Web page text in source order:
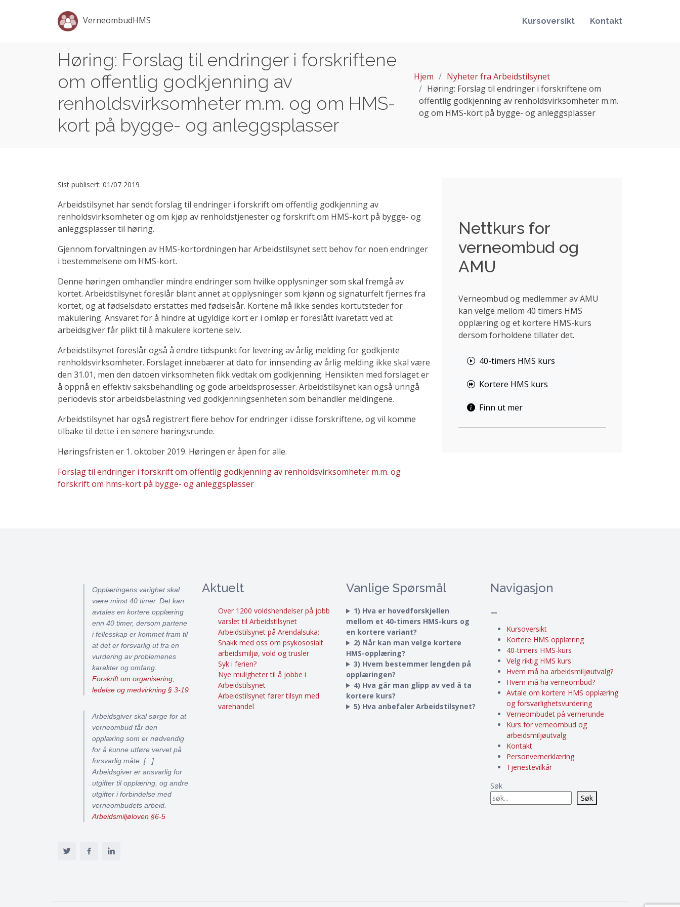
VerneombudHMS Kursoversikt Kontakt
Høring: Forslag til endringer i forskriftene
om offentlig godkjenning av
renholdsvirksomheter m.m. og om HMS-
kort på bygge- og anleggsplasser
Hjem
Nyheter fra Arbeidstilsynet
Høring: Forslag til endringer i forskriftene om
offentlig godkjenning av renholdsvirksomheter m.m.
og om HMS-kort på bygge- og anleggsplasser
Sist publisert: 01/07 2019
Arbeidstilsynet har sendt forslag til endringer i forskrift om offentlig godkjenning av
renholdsvirksomheter og om kjøp av renholdstjenester og forskrift om HMS-kort på bygge- og
anleggsplasser til høring.
Gjennom forvaltningen av HMS-kortordningen har Arbeidstilsynet sett behov for noen endringer
i bestemmelsene om HMS-kort.
Denne høringen omhandler mindre endringer som hvilke opplysninger som skal fremgå av
kortet. Arbeidstilsynet foreslår blant annet at opplysninger som kjønn og signaturfelt fjernes fra
kortet, og at fødselsdato erstattes med fødselsår. Kortene må ikke sendes kortutsteder for
makulering. Ansvaret for å hindre at ugyldige kort er i omløp er foreslått ivaretatt ved at
arbeidsgiver får plikt til å makulere kortene selv.
Arbeidstilsynet foreslår også å endre tidspunkt for levering av årlig melding for godkjente
renholdsvirksomheter. Forslaget innebærer at dato for innsending av årlig melding ikke skal være
den 31.01, men den datoen virksomheten fikk vedtak om godkjenning. Hensikten med forslaget er
å oppnå en effektiv saksbehandling og gode arbeidsprosesser. Arbeidstilsynet kan også unngå
periodevis stor arbeidsbelastning ved godkjenningsenheten som behandler meldingene.
Arbeidstilsynet har også registrert flere behov for endringer i disse forskriftene, og vil komme
tilbake til dette i en senere høringsrunde.
Høringsfristen er 1. oktober 2019. Høringen er åpen for alle.
Forslag til endringer i forskrift om offentlig godkjenning av renholdsvirksomheter m.m. og
forskrift om hms-kort på bygge- og anleggsplasser
Nettkurs for
verneombud og
AMU
Verneombud og medlemmer av AMU
kan velge mellom 40 timers HMS
opplæring og et kortere HMS-kurs
dersom forholdene tillater det.
40-timers HMS kurs
Kortere HMS kurs
Finn ut mer
Opplæringens varighet skal
være minst 40 timer. Det kan
avtales en kortere opplæring
enn 40 timer, dersom partene
i fellesskap er kommet fram til
at det er forsvarlig ut fra en
vurdering av problemenes
karakter og omfang.
Forskrift om organisering,
ledelse og medvirkning § 3-19
Arbeidsgiver skal sørge for at
verneombud får den
opplæring som er nødvendig
for å kunne utføre vervet på
forsvarlig måte. [...]
Arbeidsgiver er ansvarlig for
utgifter til opplæring, og andre
utgifter i forbindelse med
verneombudets arbeid.
Arbeidsmiljøloven §6-5
Aktuelt
Over 1200 voldshendelser på jobb
varslet til Arbeidstilsynet
Arbeidstilsynet på Arendalsuka:
Snakk med oss om psykososialt
arbeidsmiljø, vold og trusler
Syk i ferien?
Nye muligheter til å jobbe i
Arbeidstilsynet
Arbeidstilsynet fører tilsyn med
varehandel
Vanlige Spørsmål
1) Hva er hovedforskjellen
mellom et 40-timers HMS-kurs og
en kortere variant?
2) Når kan man velge kortere
HMS-opplæring?
3) Hvem bestemmer lengden på
opplæringen?
4) Hva går man glipp av ved å ta
kortere kurs?
5) Hva anbefaler Arbeidstilsynet?
Navigasjon
–
Kursoversikt
Kortere HMS opplæring
40-timers HMS-kurs
Velg riktig HMS kurs
Hvem må ha arbeidsmiljøutvalg?
Hvem må ha verneombud?
Avtale om kortere HMS opplæring
og forsvarlighetsvurdering
Verneombudet på vernerunde
Kurs for verneombud og
arbeidsmiljøutvalg
Kontakt
Personvernerklæring
Tjenestevilkår
Søk
Søk